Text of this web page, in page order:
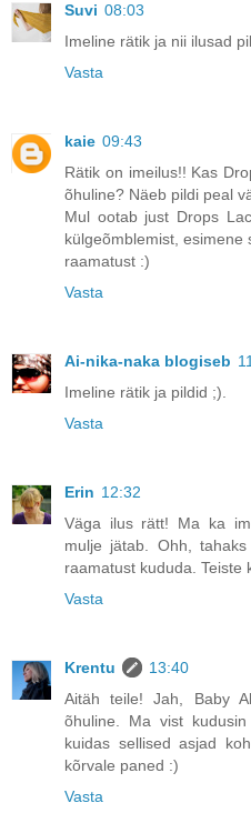
Suvi 08:03
Imeline rätik ja nii ilusad
Vasta
kaie 09:43
Rätik on imeilus!! Kas
õhuline? Näeb pildi peal
Mul ootab just Drops
külgeõmblemist, esimene
raamatust :)
Vasta
Ai-nika-naka blogiseb
Imeline rätik ja pildid ;).
Vasta
Erin 12:32
Väga ilus rätt! Ma ka
mulje jätab. Ohh,
raamatust kududa. Teiste
Vasta
Krentu
13:40
Aitäh teile! Jah, Baby
õhuline. Ma vist
kuidas sellised asjad
kõrvale paned :)
Vasta